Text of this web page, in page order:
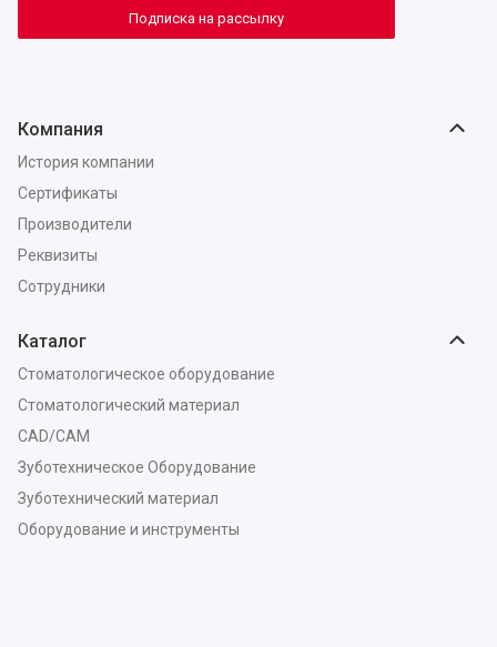
Подписка на рассылку
Компания
История компании
Сертификаты
Производители
Реквизиты
Сотрудники
Каталог
Стоматологическое оборудование
Стоматологический материал
CAD/CAM
Зуботехническое Оборудование
Зуботехнический материал
Оборудование и инструменты